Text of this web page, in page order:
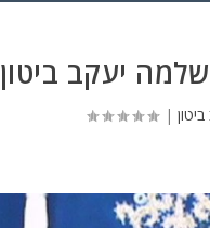
יעקב ביטון
|